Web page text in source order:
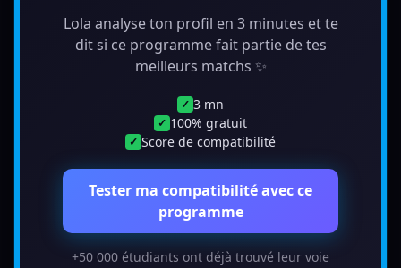
Lola analyse ton profil en 3 minutes et te
dit si ce programme fait partie de tes
meilleurs matchs ✨
✓ 3 mn
✓ 100% gratuit
✓ Score de compatibilité
Tester ma compatibilité avec ce
programme
+50 000 étudiants ont déjà trouvé leur voie